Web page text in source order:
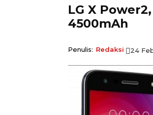
LG X
4500mAh
Penulis: Redaksi 24